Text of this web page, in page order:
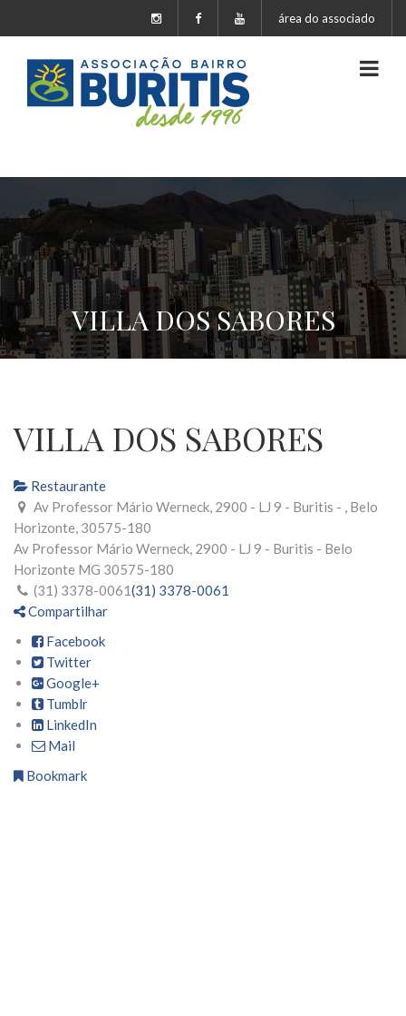
área do associado
VILLA DOS SABORES
VILLA DOS SABORES
Restaurante
Av Professor Mário Werneck, 2900 - LJ 9 - Buritis - , Belo
Horizonte, 30575-180
Av Professor Mário Werneck, 2900 - LJ 9 - Buritis - Belo
Horizonte MG 30575-180
(31) 3378-0061(31) 3378-0061
Compartilhar
Facebook
Twitter
Google+
Tumblr
LinkedIn
Mail
Bookmark